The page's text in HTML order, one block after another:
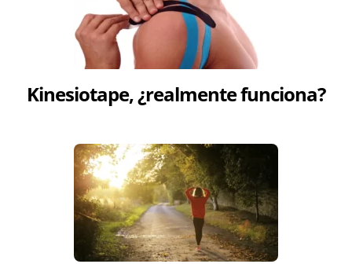
Kinesiotape, ¿realmente funciona?